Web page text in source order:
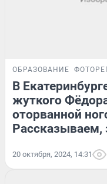
ОБРАЗОВАНИЕ
В
жуткого
оторванной
Рассказываем,
20 октября, 2024, 14:31